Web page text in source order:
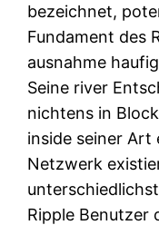
bezeichnet,
Fundament des
ausnahme
Seine river
nichtens in
inside seiner Art
Netzwerk
Ripple Benutzer